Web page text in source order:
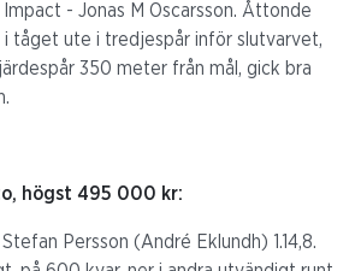
Impact - Jonas M Oscarsson. Åttonde
tåget ute i tredjespår inför slutvarvet,
350 meter från mål, gick bra
högst 495 000 kr:
Persson (André Eklundh) 1.14,8.